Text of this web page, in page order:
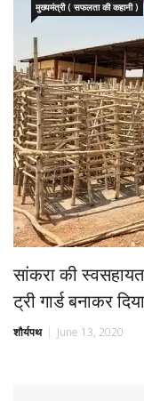
मुख्यमंत्री ( सफलता की कहानी )
सांकरा की
ट्री गार्ड बनाकर
शौर्यपथ June 13, 2020